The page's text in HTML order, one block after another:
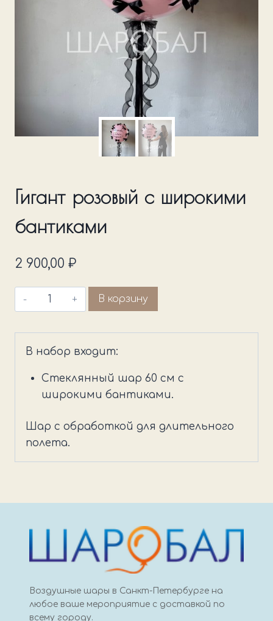
Гигант розовый с широкими
бантиками
2 900,00 ₽
Количество
товара
розовый
широкими
бантиками
В корзину
В набор входит:
Стеклянный шар 60 см с
широкими бантиками.
Шар с обработкой для длительного
полета.
Воздушные шары в Санкт-Петербурге на
любое ваше мероприятие с доставкой по
всему городу.